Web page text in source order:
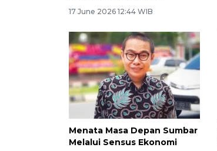
17 June 2026 12:44 WIB
Menata Masa Depan Sumbar
Melalui Sensus Ekonomi